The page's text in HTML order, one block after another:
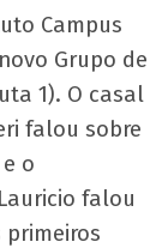
Campus
Grupo de
1). O casal
falou sobre
o
falou
primeiros